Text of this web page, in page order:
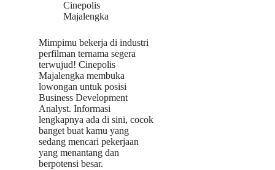
Mimpimu bekerja di industri
perfilman ternama segera
terwujud! Cinepolis
Majalengka membuka
lowongan untuk posisi
Business Development
Analyst. Informasi
lengkapnya ada di sini, cocok
banget buat kamu yang
sedang mencari pekerjaan
yang menantang dan
berpotensi besar.